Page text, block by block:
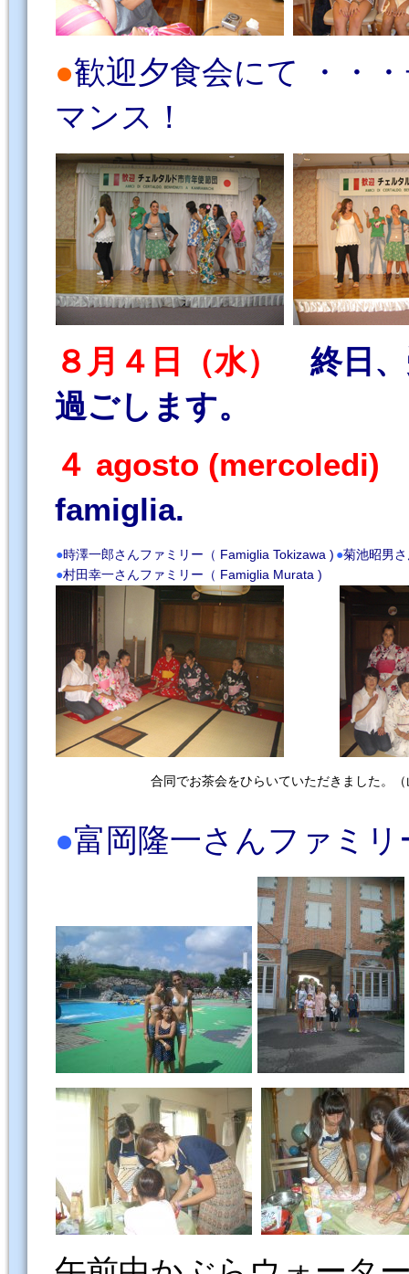
●歓迎夕食会にて ・・
マンス！
８月４日（水）
終日、
過ごします。
４ agosto (mercoledi)
famiglia.
●時澤一郎さんファミリー（ Famiglia Tokizawa ) ●菊池昭男
●村田幸一さんファミリー（ Famiglia Murata )
合同でお茶会をひらいていただきました。
●富岡隆一さんファミリ